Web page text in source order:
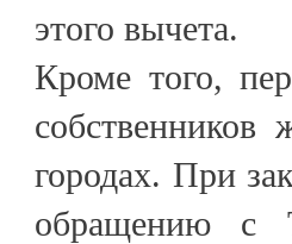
этого вычета.
Кроме того,
городах. При
обращению с